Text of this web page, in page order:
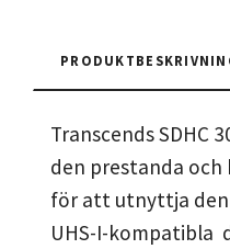
Transcends SDHC
den prestanda
för att utnyttja
UHS-I-kompatibla